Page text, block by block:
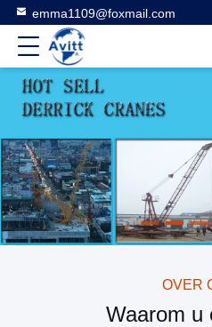
emma1109@foxmail.com
OVER
Waarom u